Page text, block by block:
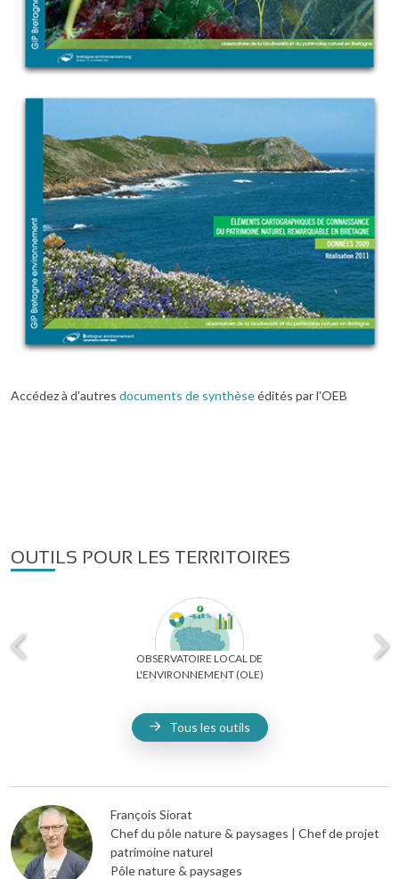
Accédez à d'autres documents de synthèseédités par l'OEB
OUTILS POUR LES TERRITOIRES
OBSERVATOIRE LOCAL DE
L'ENVIRONNEMENT (OLE)
Tous les outils
François Siorat
Chef du pôle nature & paysages | Chef de projet
patrimoine naturel
Pôle nature & paysages